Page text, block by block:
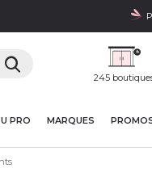
245
PRO MARQUES